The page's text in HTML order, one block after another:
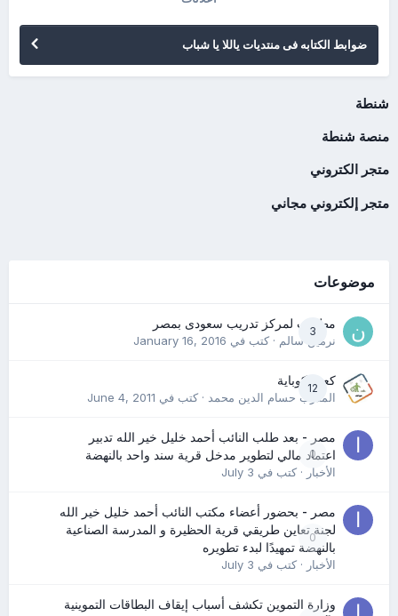
ضوابط الكتابه فى منتديات ياللا يا شباب
شنطة
منصة شنطة
متجر الكتروني
متجر إلكتروني مجاني
موضوعات
3
مطلوب لمركز تدريب سعودى بمصر
نرمين سالم· كتب في January 16, 2016
12
كعب كوباية
المدرب حسام الدين محمد· كتب في June 4, 2011
0
مصر - بعد طلب النائب أحمد خليل خير الله تدبير
اعتماد مالي لتطوير مدخل قرية سند واحد بالنهضة
الأخبار· كتب في July 3
0
مصر - بحضور أعضاء مكتب النائب أحمد خليل خير الله
لجنة تعاين طريقي قرية الحظيرة و المدرسة الصناعية
بالنهضة تمهيدًا لبدء تطويره
الأخبار· كتب في July 3
وزارة التموين تكشف أسباب إيقاف البطاقات التموينية